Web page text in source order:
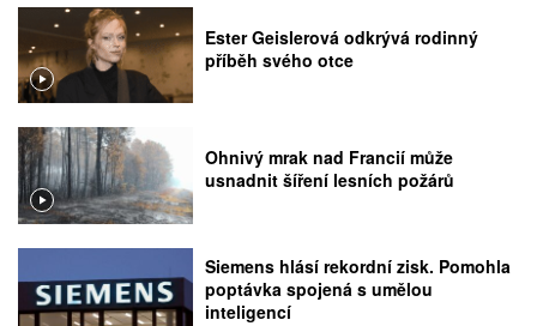
Ester Geislerová odkrývá rodinný
příběh svého otce
Ohnivý mrak nad Francií může
usnadnit šíření lesních požárů
Siemens hlásí rekordní zisk. Pomohla
poptávka spojená s umělou
inteligencí